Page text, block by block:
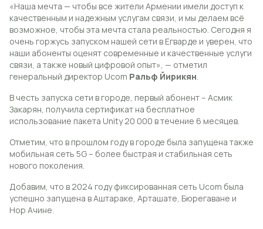
«Наша мечта — чтобы все жители Армении имели доступ к
качественным и надежным услугам связи, и мы делаем всё
возможное, чтобы эта мечта стала реальностью. Сегодня я
очень горжусь запуском нашей сети в Егварде и уверен, что
наши абоненты оценят современные и качественные услуги
связи, а также новый цифровой опыт», — отметил
генеральный директор Ucom Ральф Йирикян.
В честь запуска сети в городе, первый абонент – Асмик
Закарян, получила сертификат на бесплатное
использование пакета Unity 20 000 в течение 6 месяцев.
Отметим, что в прошлом году в городе была запущена также
мобильная сеть 5G – более быстрая и стабильная сеть
нового поколения.
Добавим, что в 2024 году фиксированная сеть Ucom была
успешно запущена в Аштараке, Арташате, Бюрегаване и
Нор Ачине.